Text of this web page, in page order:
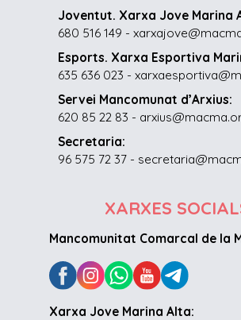
Joventut. Xarxa Jove Marina
680 516 149 -
Esports. Xarxa Esportiva
635 636 023 -
Servei Mancomunat d’Arxius:
620 85 22 83 -
Secretaria:
96 575 72 37 -
XARXES
Mancomunitat Comarcal de la
Xarxa Jove Marina Alta: